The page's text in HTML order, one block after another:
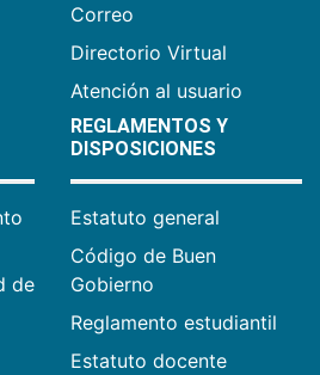
Correo
Directorio Virtual
Atención al usuario
de
REGLAMENTOS Y
DISPOSICIONES
Estatuto general
Código de Buen
Gobierno
Reglamento estudiantil
Estatuto docente